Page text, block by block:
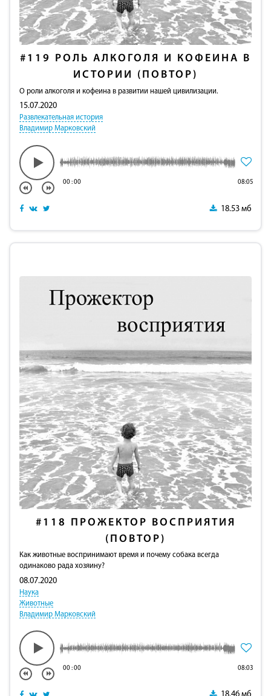
#119 РОЛЬ АЛКОГОЛЯ И КОФЕИНА В
ИСТОРИИ (ПОВТОР)
О роли алкоголя и кофеина в развитии нашей цивилизации.
15.07.2020
Развлекательная история
Владимир Марковский
00:00 08:05
18.53 мб
#118
ПРОЖЕКТОР ВОСПРИЯТИЯ
(ПОВТОР)
Как животные воспринимают время и почему собака всегда
одинаково рада хозяину?
08.07.2020
Наука
Животные
Владимир Марковский
00:00 08:03